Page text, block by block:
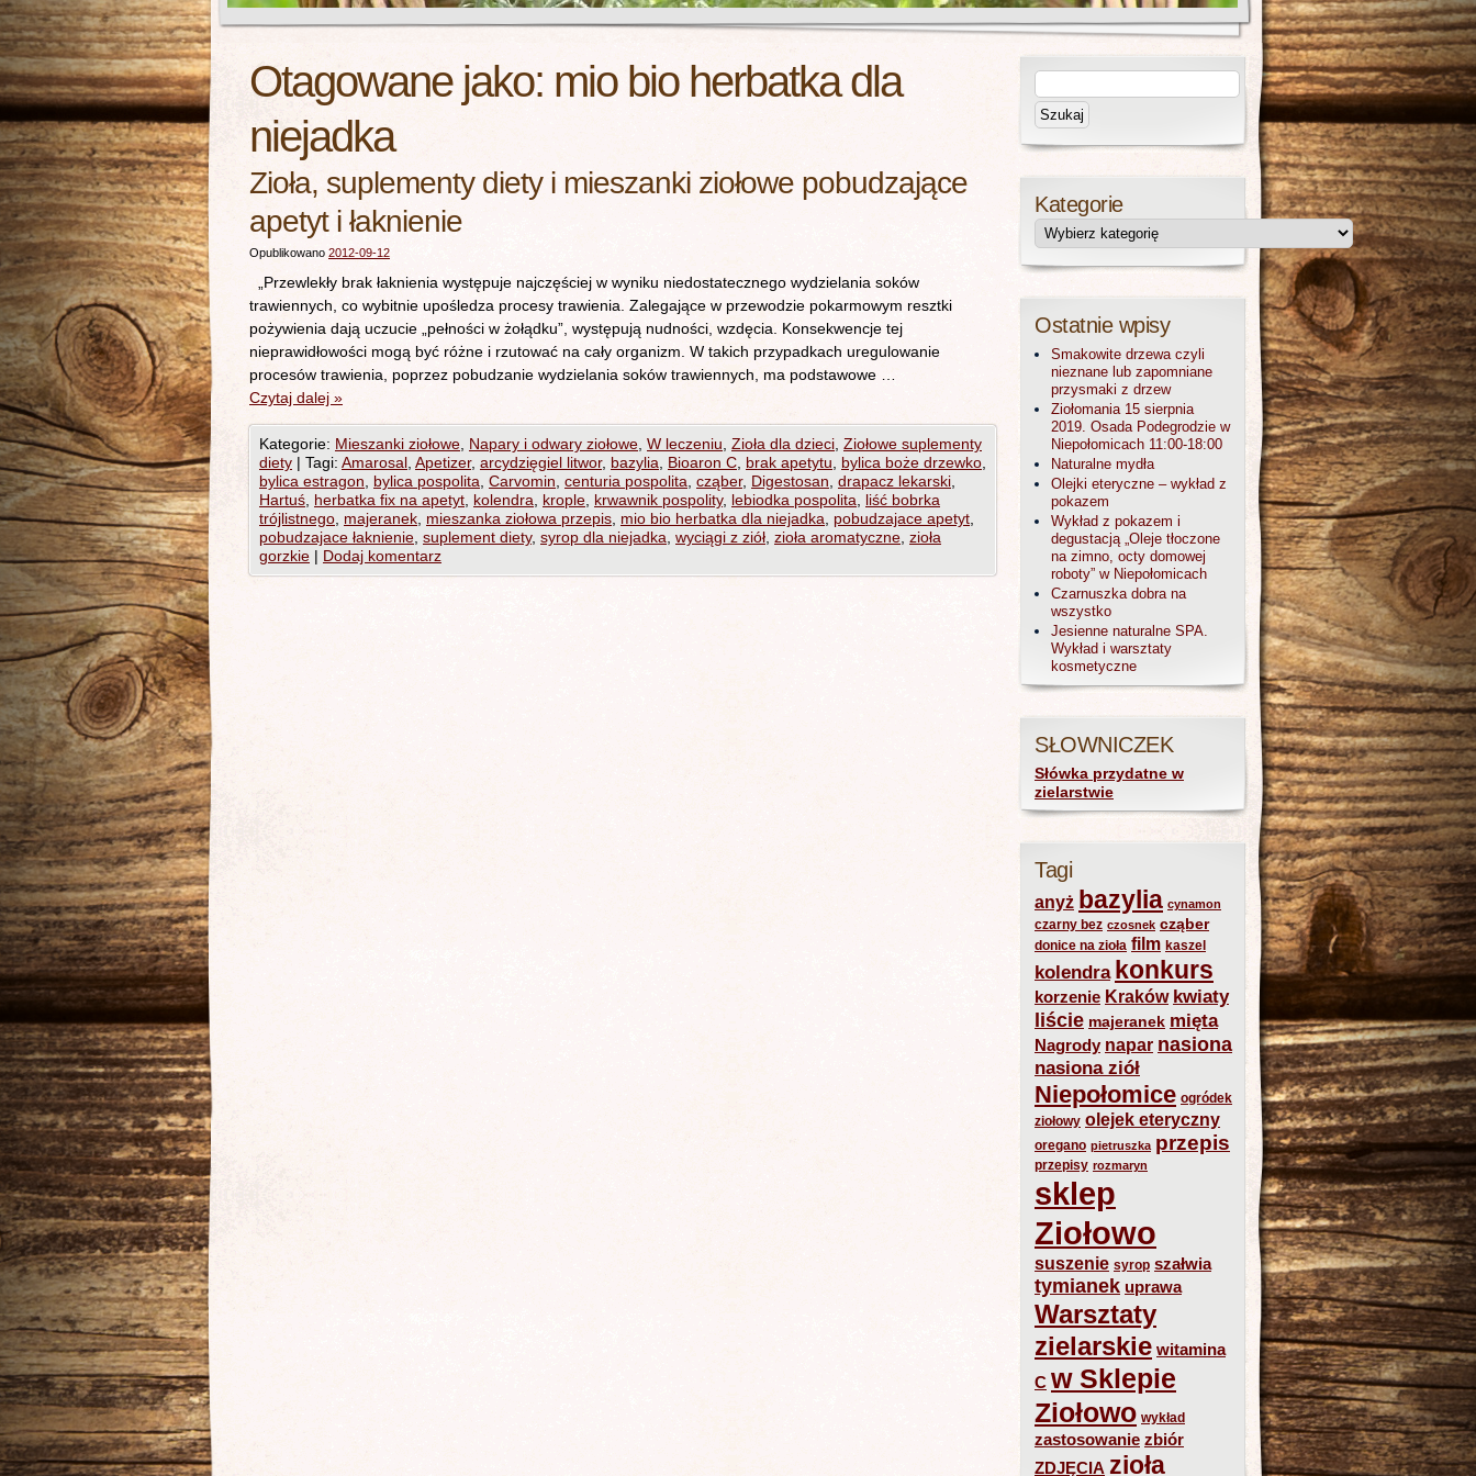
Otagowane jako: mio bio herbatka dla
niejadka
Zioła, suplementy diety i mieszanki ziołowe pobudzające
apetyt i łaknienie
Opublikowano 2012-09-12
„Przewlekły brak łaknienia występuje najczęściej w wyniku niedostatecznego wydzielania soków
trawiennych, co wybitnie upośledza procesy trawienia. Zalegające w przewodzie pokarmowym resztki
pożywienia dają uczucie „pełności w żołądku”, występują nudności, wzdęcia. Konsekwencje tej
nieprawidłowości mogą być różne i rzutować na cały organizm. W takich przypadkach uregulowanie
procesów trawienia, poprzez pobudzanie wydzielania soków trawiennych, ma podstawowe …
Czytaj dalej »
Kategorie: Mieszanki ziołowe Napary i odwary ziołowe W leczeniu Zioła dla dzieci Ziołowe suplementy
diety | Tagi: Amarosal Apetizer, arcydzięgiel litwor, bazylia Bioaron C brak apetytu bylica boże drzewko
bylica estragon
bylica pospolita Carvomin centuria pospolita cząber, Digestosan drapacz lekarski
Hartuś herbatka fix na apetyt kolendra krople krwawnik pospolity, lebiodka pospolita
liść bobrka
trójlistnego majeranek mieszanka ziołowa przepis mio bio herbatka dla niejadka pobudzajace apetyt
pobudzajace łaknienie suplement diety, syrop dla niejadka wyciągi z ziół zioła aromatyczne zioła
gorzkie | Dodaj komentarz
Kategorie
Ostatnie wpisy
Smakowite drzewa czyli
nieznane lub zapomniane
przysmaki z drzew
Ziołomania 15 sierpnia
2019. Osada Podegrodzie w
Niepołomicach 11:00-18:00
Naturalne mydła
Olejki eteryczne – wykład z
pokazem
Wykład z pokazem i
degustacją „Oleje tłoczone
na zimno, octy domowej
roboty” w Niepołomicach
Czarnuszka dobra na
wszystko
Jesienne naturalne SPA.
Wykład i warsztaty
kosmetyczne
SŁOWNICZEK
Słówka przydatne w
zielarstwie
Tagi
anyż bazylia cynamon
czarny bez czosnek cząber
donice na zioła film kaszel
kolendra konkurs
korzenie Kraków kwiaty
liście majeranek mięta
Nagrody napar nasiona
nasiona ziół
Niepołomice ogródek
ziołowy olejek eteryczny
oregano pietruszka przepis
przepisy rozmaryn
sklep
Ziołowo
suszenie syrop szałwia
tymianek uprawa
Warsztaty
zielarskie witamina
C w Sklepie
Ziołowo wykład
zastosowanie zbiór
ZDJĘCIA zioła